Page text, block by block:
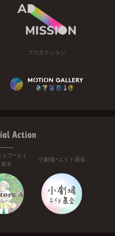
プロダクション
Action
ア・エイ
基金
小劇場・エイド基金